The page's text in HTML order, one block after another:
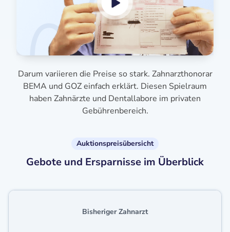
Darum variieren die Preise so stark. Zahnarzthonorar
BEMA und GOZ einfach erklärt. Diesen Spielraum
haben Zahnärzte und Dentallabore im privaten
Gebührenbereich.
Auktionspreisübersicht
Gebote und Ersparnisse im Überblick
Bisheriger Zahnarzt